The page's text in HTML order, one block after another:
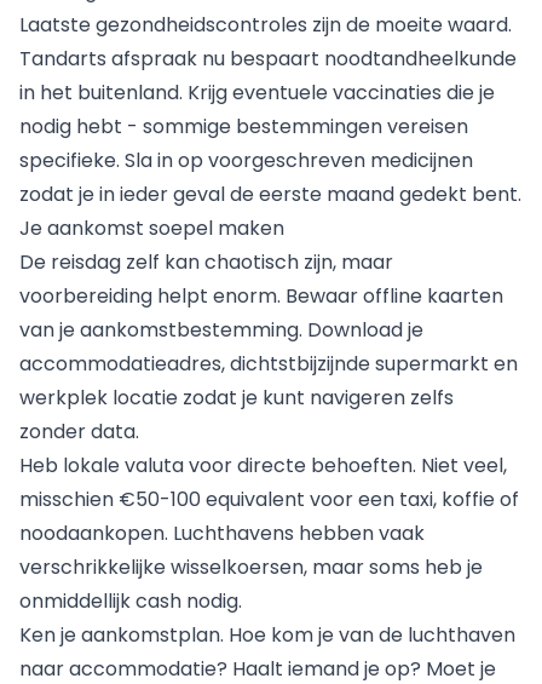
Laatste gezondheidscontroles zijn de moeite waard.
Tandarts afspraak nu bespaart noodtandheelkunde
in het buitenland. Krijg eventuele vaccinaties die je
nodig hebt - sommige bestemmingen vereisen
specifieke. Sla in op voorgeschreven medicijnen
zodat je in ieder geval de eerste maand gedekt bent.
Je aankomst soepel maken
De reisdag zelf kan chaotisch zijn, maar
voorbereiding helpt enorm. Bewaar offline kaarten
van je aankomstbestemming. Download je
accommodatieadres, dichtstbijzijnde supermarkt en
werkplek locatie zodat je kunt navigeren zelfs
zonder data.
Heb lokale valuta voor directe behoeften. Niet veel,
misschien €50-100 equivalent voor een taxi, koffie of
noodaankopen. Luchthavens hebben vaak
verschrikkelijke wisselkoersen, maar soms heb je
onmiddellijk cash nodig.
Ken je aankomstplan. Hoe kom je van de luchthaven
naar accommodatie? Haalt iemand je op? Moet je